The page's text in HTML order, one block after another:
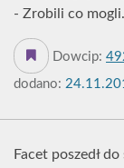
- Zrobili co mogli.
Dowcip:
dodano:
Facet poszedł